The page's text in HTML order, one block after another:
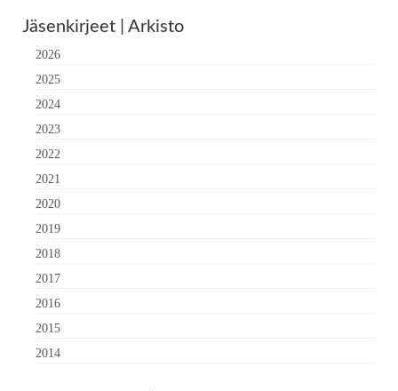
Jäsenkirjeet | Arkisto
2026
2025
2024
2023
2022
2021
2020
2019
2018
2017
2016
2015
2014